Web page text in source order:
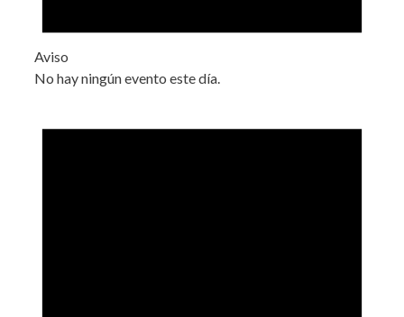
Aviso
No hay ningún evento este día.